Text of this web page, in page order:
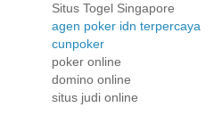
Situs Togel Singapore
agen poker idn terpercaya
cunpoker
poker online
domino online
situs judi online